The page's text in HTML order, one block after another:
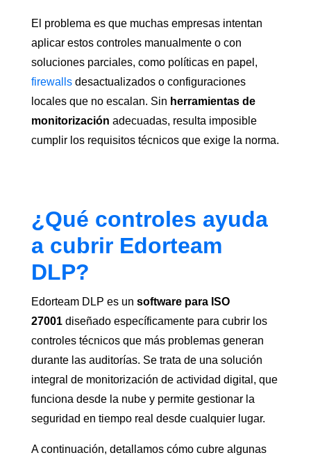
El problema es que muchas empresas intentan
aplicar estos controles manualmente o con
soluciones parciales, como políticas en papel,
firewallsdesactualizados o configuraciones
locales que no escalan. Sin herramientas de
monitorización adecuadas, resulta imposible
cumplir los requisitos técnicos que exige la norma.
¿Qué controles ayuda
a cubrir Edorteam
DLP?
Edorteam DLP es un software para ISO
27001diseñado específicamente para cubrir los
controles técnicos que más problemas generan
durante las auditorías. Se trata de una solución
integral de monitorización de actividad digital, que
funciona desde la nube y permite gestionar la
seguridad en tiempo real desde cualquier lugar.
A continuación, detallamos cómo cubre algunas